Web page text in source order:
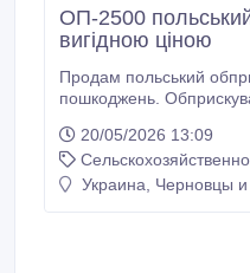
ОП-2500
вигідною ціною
Продам польський обприскувач,
пошкоджень.
штанги - 18 метрів. Бак
захищає суміш, всередені встановлено змішувач
для суміші. Агрегат
20/05/2026 13:09
Украина, Черновцы и